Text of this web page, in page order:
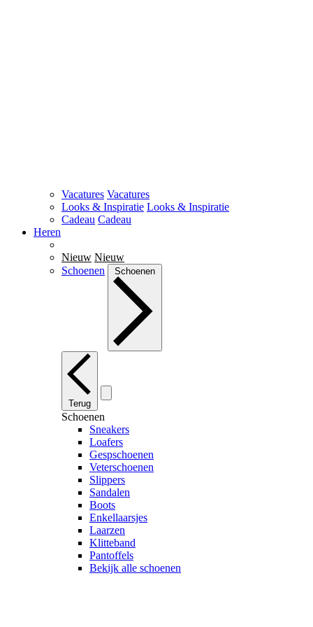
Vacatures Vacatures
Looks & Inspiratie Looks & Inspiratie
Cadeau Cadeau
Heren
Nieuw Nieuw
Schoenen
Schoenen
Terug
Schoenen
Sneakers
Loafers
Gespschoenen
Veterschoenen
Slippers
Sandalen
Boots
Enkellaarsjes
Laarzen
Klitteband
Pantoffels
Bekijk alle schoenen